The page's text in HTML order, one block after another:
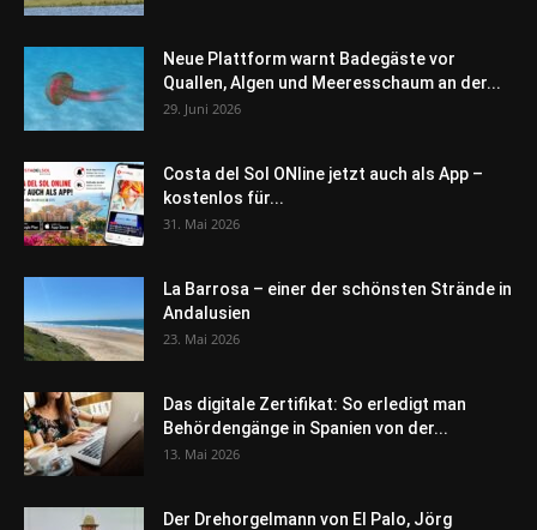
Neue Plattform warnt Badegäste vor
Quallen, Algen und Meeresschaum an der...
29. Juni 2026
Costa del Sol ONline jetzt auch als App –
kostenlos für...
31. Mai 2026
La Barrosa – einer der schönsten Strände in
Andalusien
23. Mai 2026
Das digitale Zertifikat: So erledigt man
Behördengänge in Spanien von der...
13. Mai 2026
Der Drehorgelmann von El Palo, Jörg